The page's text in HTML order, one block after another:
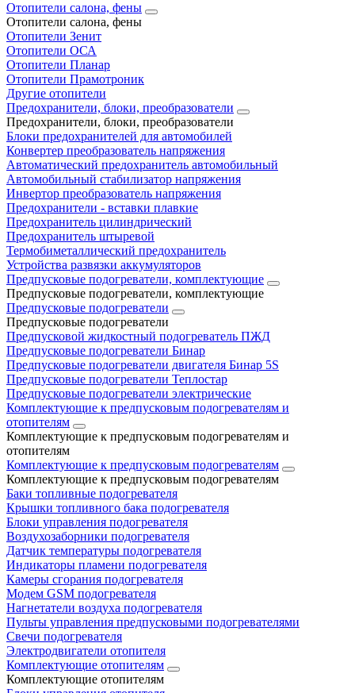
Отопители салона, фены
Отопители салона, фены
Отопители Зенит
Отопители ОСА
Отопители Планар
Отопители Прамотроник
Другие отопители
Предохранители, блоки, преобразователи
Предохранители, блоки, преобразователи
Блоки предохранителей для автомобилей
Конвертер преобразователь напряжения
Автоматический предохранитель автомобильный
Автомобильный стабилизатор напряжения
Инвертор преобразователь напряжения
Предохранители - вставки плавкие
Предохранитель цилиндрический
Предохранитель штыревой
Термобиметаллический предохранитель
Устройства развязки аккумуляторов
Предпусковые подогреватели, комплектующие
Предпусковые подогреватели, комплектующие
Предпусковые подогреватели
Предпусковые подогреватели
Предпусковой жидкостный подогреватель ПЖД
Предпусковые подогреватели Бинар
Предпусковые подогреватели двигателя Бинар 5S
Предпусковые подогреватели Теплостар
Предпусковые подогреватели электрические
Комплектующие к предпусковым подогревателям и
отопителям
Комплектующие к предпусковым подогревателям и
отопителям
Комплектующие к предпусковым подогревателям
Комплектующие к предпусковым подогревателям
Баки топливные подогревателя
Крышки топливного бака подогревателя
Блоки управления подогревателя
Воздухозаборники подогревателя
Датчик температуры подогревателя
Индикаторы пламени подогревателя
Камеры сгорания подогревателя
Модем GSM подогревателя
Нагнетатели воздуха подогревателя
Пульты управления предпусковыми подогревателями
Свечи подогревателя
Электродвигатели отопителя
Комплектующие отопителям
Комплектующие отопителям